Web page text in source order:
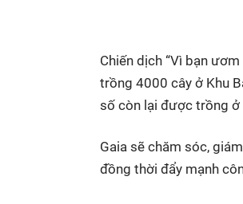
Chiến dịch “Vì bạn
trồng 4000 cây ở Khu
số còn lại được trồng ở
Gaia sẽ chăm sóc,
đồng thời đẩy mạnh